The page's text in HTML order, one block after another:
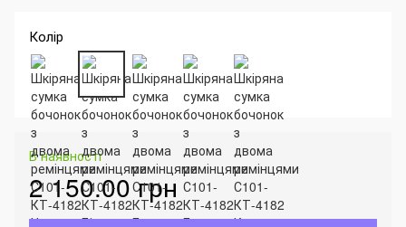
Колір
В наявності
2 150.00 грн